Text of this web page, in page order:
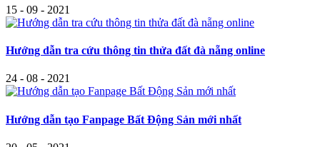
15 - 09 - 2021
Hướng dẫn tra cứu thông tin thửa đất đà nẵng online
24 - 08 - 2021
Hướng dẫn tạo Fanpage Bất Động Sản mới nhất